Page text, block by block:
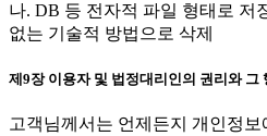
나. DB 등 전자적 파일 형태로 저
없는 기술적 방법으로 삭제
제9장 이용자 및 법정대리인의 권리와 그
고객님께서는 언제든지 개인정